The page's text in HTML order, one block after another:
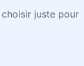
juste pour